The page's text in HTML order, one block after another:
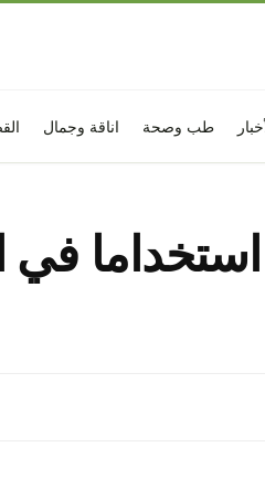
طب وصحة اناقة وجمال
استخداما في